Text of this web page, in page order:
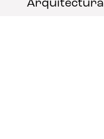
Arquitectura